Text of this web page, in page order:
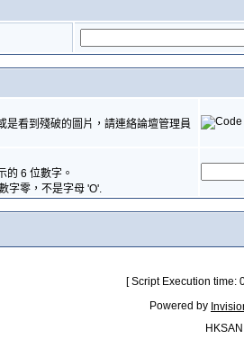
是看到殘破的圖片，請連絡論壇管理員
的 6 位數字。
字零，不是字母 'O'.
[ Script Execution
Powered by